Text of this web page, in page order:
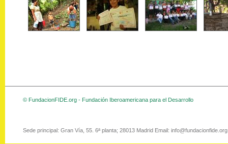
© FundacionFIDE.org - Fundación Iberoamericana para el Desarrollo
Sede principal: Gran Vía, 55. 6ª planta; 28013 Madrid Email: